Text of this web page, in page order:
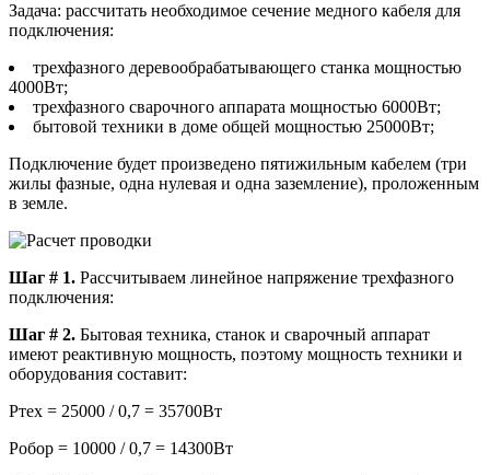
Задача: рассчитать необходимое сечение медного кабеля для
подключения:
трехфазного деревообрабатывающего станка мощностью
4000Вт;
трехфазного сварочного аппарата мощностью 6000Вт;
бытовой техники в доме общей мощностью 25000Вт;
Подключение будет произведено пятижильным кабелем (три
жилы фазные, одна нулевая и одна заземление), проложенным
в земле.
Шаг # 1. Рассчитываем линейное напряжение трехфазного
подключения:
Шаг # 2. Бытовая техника, станок и сварочный аппарат
имеют реактивную мощность, поэтому мощность техники и
оборудования составит:
Pтех = 25000 / 0,7 = 35700Вт
Pобор = 10000 / 0,7 = 14300Вт